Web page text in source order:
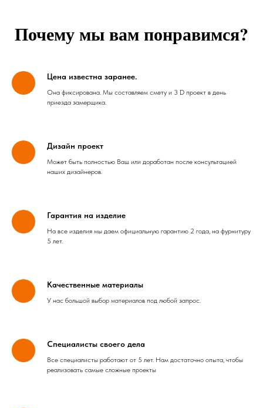
Почему мы вам понравимся?
Цена известна заранее.
Она фиксирована. Мы составляем смету и 3 D проект в день
приезда замерщика.
Дизайн проект
Может быть полностью Ваш или доработан после консультацией
наших дизайнеров.
Гарантия на изделие
На все изделия мы даем официальную гарантию 2 года, на фурнитуру
5 лет.
Качественные материалы
У нас большой выбор материалов под любой запрос.
Специалисты своего дела
Все специалисты работают от 5 лет. Нам достаточно опыта, чтобы
реализовать самые сложные проекты